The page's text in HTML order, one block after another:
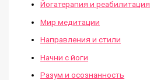
Йогатерапия и реабилитация
Мир медитации
Направления и стили
Начни с йоги
Разум и осознанность